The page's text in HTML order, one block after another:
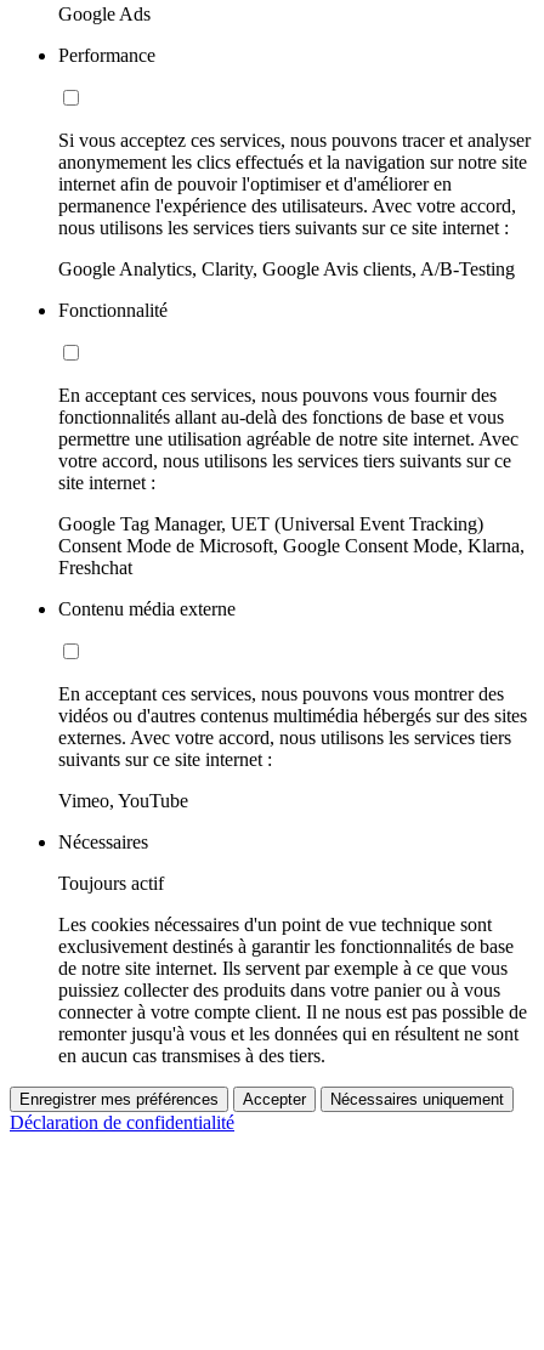
Google Ads
Performance
Si vous acceptez ces services, nous pouvons tracer et analyser
anonymement les clics effectués et la navigation sur notre site
internet afin de pouvoir l'optimiser et d'améliorer en
permanence l'expérience des utilisateurs. Avec votre accord,
nous utilisons les services tiers suivants sur ce site internet :
Google Analytics, Clarity, Google Avis clients, A/B-Testing
Fonctionnalité
En acceptant ces services, nous pouvons vous fournir des
fonctionnalités allant au-delà des fonctions de base et vous
permettre une utilisation agréable de notre site internet. Avec
votre accord, nous utilisons les services tiers suivants sur ce
site internet :
Google Tag Manager, UET (Universal Event Tracking)
Consent Mode de Microsoft, Google Consent Mode, Klarna,
Freshchat
Contenu média externe
En acceptant ces services, nous pouvons vous montrer des
vidéos ou d'autres contenus multimédia hébergés sur des sites
externes. Avec votre accord, nous utilisons les services tiers
suivants sur ce site internet :
Vimeo, YouTube
Nécessaires
Toujours actif
Les cookies nécessaires d'un point de vue technique sont
exclusivement destinés à garantir les fonctionnalités de base
de notre site internet. Ils servent par exemple à ce que vous
puissiez collecter des produits dans votre panier ou à vous
connecter à votre compte client. Il ne nous est pas possible de
remonter jusqu'à vous et les données qui en résultent ne sont
en aucun cas transmises à des tiers.
Enregistrer mes préférences Accepter Nécessaires uniquement
Déclaration de confidentialité